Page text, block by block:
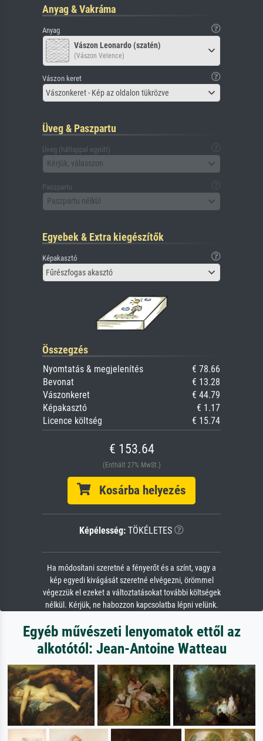
Anyag & Vakráma
Anyag
Vászon Leonardo (szatén)
(Vászon Velence)
Vászon keret
Vászonkeret - Kép az oldalon tükrözve
Üveg & Paszpartu
Üveg (hátlappal együtt)
Kérjük, válasszon
Paszpartu
Paszpartu nélkül
Egyebek & Extra kiegészítők
Képakasztó
Fűrészfogas akasztó
Összegzés
Nyomtatás & megjelenítés
€ 78.66
Bevonat
€ 13.28
Vászonkeret
€ 44.79
Képakasztó
€ 1.17
Licence költség
€ 15.74
€ 153.64
(Enthält 27% MwSt.)
Kosárba helyezés
Képélesség: TÖKÉLETES
Ha módosítani szeretné a fényerőt és a színt, vagy a
kép egyedi kivágását szeretné elvégezni, örömmel
végezzük el ezeket a változtatásokat további költségek
nélkül. Kérjük, ne habozzon kapcsolatba lépni velünk.
Egyéb művészeti lenyomatok ettől az
alkotótól: Jean-Antoine Watteau